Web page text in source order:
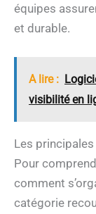
équipes
et durable.
A lire :
visibilité en
Les
Pour
comment
catégorie